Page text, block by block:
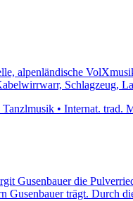
alpenländische
Schlagzeug,
• Internat. trad.
Gusenbauer die
Gusenbauer trägt. Durch